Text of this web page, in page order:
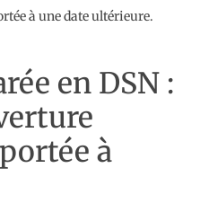
à une date ultérieure.
en DSN :
à